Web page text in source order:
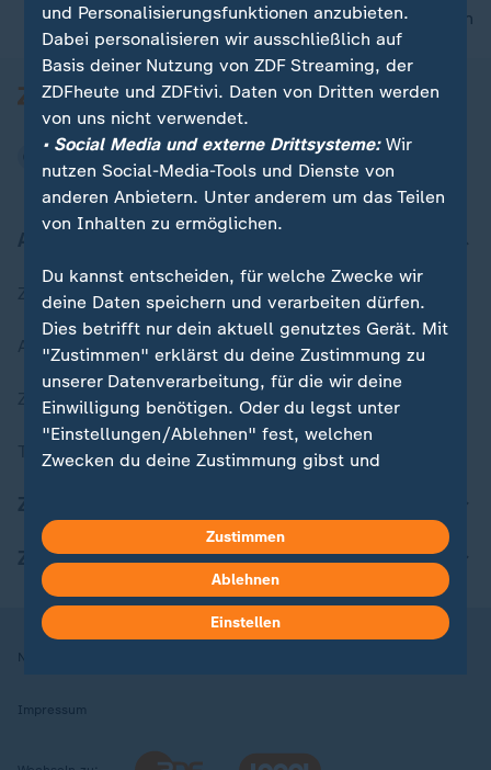
nach oben
Zuletzt veröffentlicht
Aktuelle Sendungs-Videos
ZDFheute Stories
Themen im Überblick
ZDFheute Apps
Nutzungsbedingungen
Impressum
und Personalisierungsfunktionen anzubieten.
Dabei personalisieren wir ausschließlich auf
Basis deiner Nutzung von ZDF Streaming, der
ZDFheute und ZDFtivi. Daten von Dritten werden
von uns nicht verwendet.
• Social Media und externe Drittsysteme:Wir
nutzen Social-Media-Tools und Dienste von
anderen Anbietern. Unter anderem um das Teilen
von Inhalten zu ermöglichen.
Du kannst entscheiden, für welche Zwecke wir
deine Daten speichern und verarbeiten dürfen.
Dies betrifft nur dein aktuell genutztes Gerät. Mit
"Zustimmen" erklärst du deine Zustimmung zu
unserer Datenverarbeitung, für die wir deine
Einwilligung benötigen. Oder du legst unter
"Einstellungen/Ablehnen" fest, welchen
Zwecken du deine Zustimmung gibst und
in deinen Einstellungen widerrufen oder ändern.
Hier findest du das Impressum.
Weitere Informationen findest du in unserer
Datenschutzerklärung.
Zustimmen
Ablehnen
Einstellen